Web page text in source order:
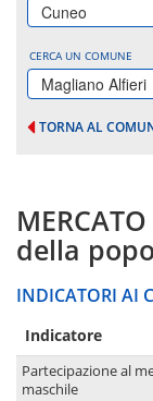
Cuneo
CERCA UN COMUNE
Magliano Alfieri
TORNA AL
della
INDICATORI AI
Indicatore
Partecipazione al
maschile